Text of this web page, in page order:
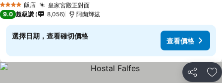
4 星級 飯店 皇家宮殿正對面
9.0 超級讚 8,056 阿蘭輝茲
選擇日期，查看確切價格
查看價格
分享 加